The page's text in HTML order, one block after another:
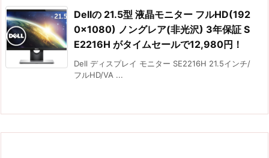
Dellの 21.5型 液晶モニター フルHD(192
0×1080) ノングレア(非光沢) 3年保証 S
E2216H がタイムセールで12,980円！
Dell ディスプレイ モニター SE2216H 21.5インチ/
フルHD/VA ...